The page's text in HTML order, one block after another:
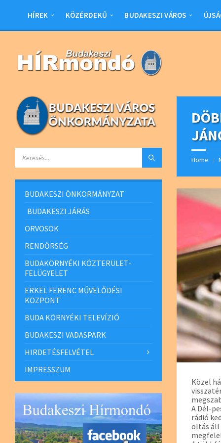
sidebar
sidebar
HÍREK KÖZÉRDEKŰ BUDAKESZI VÁROS
Home /
Közel
A Dél-
rádió
oltás áll
BUDAKESZI ÖNKORMÁNYZAT
BUDAKESZI JÁRÁS
ORVOSOK
RENDŐRSÉG
BUDAKÖRNYÉKI KÖZTERÜLET-
FELÜGYELET
ERKEL FERENC MŰVELŐDÉSI
KÖZPONT
BUDA KÖRNYÉKI TELEVÍZIÓ
BUDAKESZI VADASPARK
HIRDETÉSFELVÉTEL
IMPRESSZUM